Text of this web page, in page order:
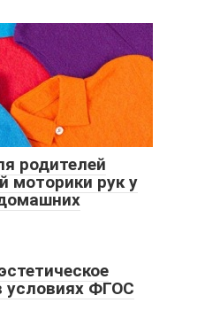
родителей
моторики рук у
условиях ФГОС